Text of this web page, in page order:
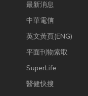
最新消息
中華電信
英文黃頁(ENG)
平面刊物索取
SuperLife
醫健快搜